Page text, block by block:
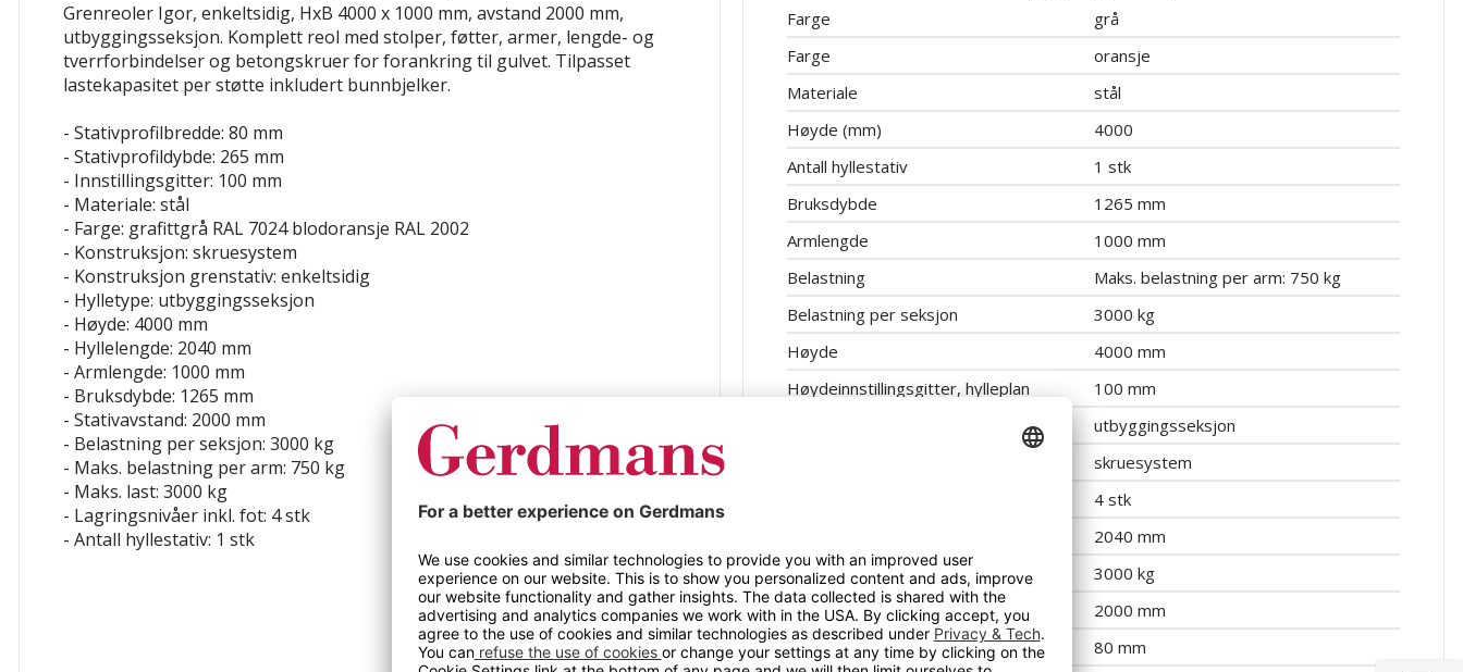
Grenreoler Igor, enkeltsidig, HxB 4000 x 1000 mm, avstand 2000 mm,
utbyggingsseksjon. Komplett reol med stolper, føtter, armer, lengde- og
tverrforbindelser og betongskruer for forankring til gulvet. Tilpasset
lastekapasitet per støtte inkludert bunnbjelker.
- Stativprofilbredde: 80 mm
- Stativprofildybde: 265 mm
- Innstillingsgitter: 100 mm
- Materiale: stål
- Farge: grafittgrå RAL 7024blodoransje RAL 2002
- Konstruksjon: skruesystem
- Konstruksjon grenstativ: enkeltsidig
- Hylletype: utbyggingsseksjon
- Høyde: 4000 mm
- Hyllelengde: 2040 mm
- Armlengde: 1000 mm
- Bruksdybde: 1265 mm
- Stativavstand: 2000 mm
- Belastning per seksjon: 3000 kg
- Maks. belastning per arm: 750 kg
- Maks. last: 3000 kg
- Lagringsnivåer inkl. fot: 4 stk
- Antall hyllestativ: 1 stk
Farge
grå
Farge
oransje
Materiale
stål
Høyde (mm)
4000
Antall hyllestativ
1 stk
Bruksdybde
1265 mm
Armlengde
1000 mm
Belastning
Maks. belastning per arm: 750 kg
Belastning per seksjon
3000 kg
Høyde
4000 mm
Høydeinnstillingsgitter, hylleplan
100 mm
utbyggingsseksjon
skruesystem
4 stk
2040 mm
Maks last
3000 kg
Stativavstand
2000 mm
Stativprofilbredde
80 mm